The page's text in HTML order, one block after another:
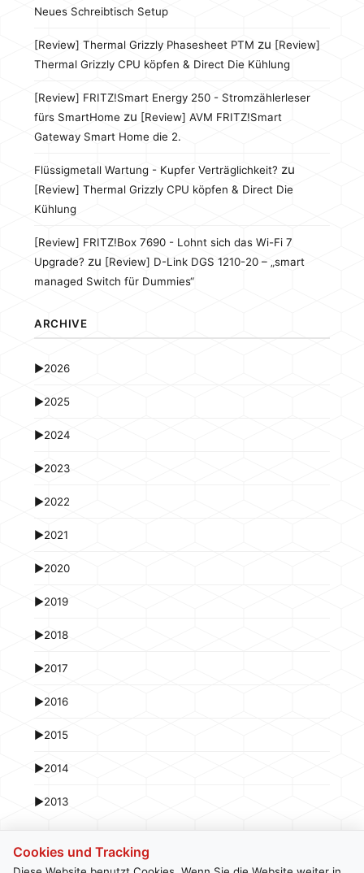
Neues Schreibtisch Setup
[Review] Thermal Grizzly Phasesheet PTM zu [Review]
Thermal Grizzly CPU köpfen & Direct Die Kühlung
[Review] FRITZ!Smart Energy 250 - Stromzählerleser
fürs SmartHome zu [Review] AVM FRITZ!Smart
Gateway Smart Home die 2.
Flüssigmetall Wartung - Kupfer Verträglichkeit? zu
[Review] Thermal Grizzly CPU köpfen & Direct Die
Kühlung
[Review] FRITZ!Box 7690 - Lohnt sich das Wi-Fi 7
Upgrade? zu [Review] D-Link DGS 1210-20 – „smart
managed Switch für Dummies“
ARCHIVE
►2026
►2025
►2024
►2023
►2022
►2021
►2020
►2019
►2018
►2017
►2016
►2015
►2014
►2013
Cookies und Tracking